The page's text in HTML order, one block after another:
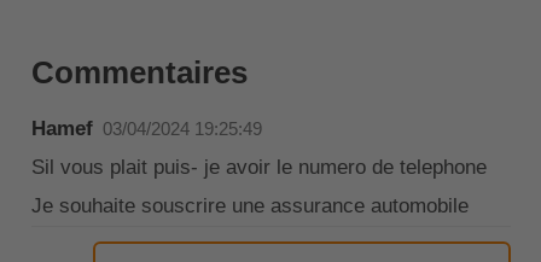
Commentaires
Hamef 03/04/2024 19:25:49
Sil vous plait puis- je avoir le numero de telephone
Je souhaite souscrire une assurance automobile